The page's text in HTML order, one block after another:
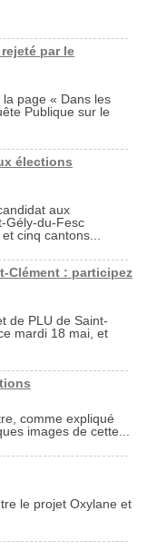
par le
page « Dans les
Publique sur le
élections
aux
Gély-du-Fesc
cinq cantons...
Clément : participez
de PLU de Saint-
mardi 18 mai, et
comme expliqué
images de cette...
le projet Oxylane et